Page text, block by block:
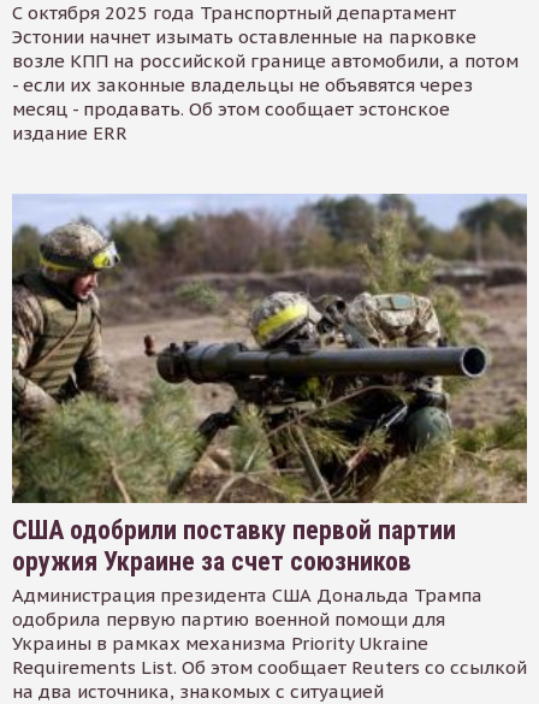
С октября 2025 года Транспортный департамент
Эстонии начнет изымать оставленные на парковке
возле КПП на российской границе автомобили, а потом
- если их законные владельцы не объявятся через
месяц - продавать. Об этом сообщает эстонское
издание ERR
США одобрили поставку первой партии
оружия Украине за счет союзников
Администрация президента США Дональда Трампа
одобрила первую партию военной помощи для
Украины в рамках механизма Priority Ukraine
Requirements List. Об этом сообщает Reuters со ссылкой
на два источника, знакомых с ситуацией